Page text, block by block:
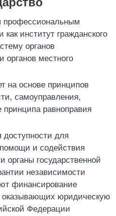
профессиональным
институт гражданского
органов
органов местного
на основе принципов
самоуправления,
принципа равноправия
доступности для
и содействия
органы государственной
независимости
финансирование
оказывающих юридическую
Федерации